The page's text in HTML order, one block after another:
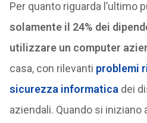
Per quanto riguarda l’ultimo
solamente il 24% dei
utilizzare un computer
casa, con rilevanti problemi
sicurezza informatica dei
aziendali. Quando si iniziano